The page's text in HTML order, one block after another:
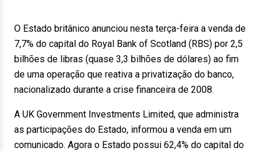
O Estado britânico anunciou nesta terça-feira a venda de
7,7% do capital do Royal Bank of Scotland (RBS) por 2,5
bilhões de libras (quase 3,3 bilhões de dólares) ao fim
de uma operação que reativa a privatização do banco,
nacionalizado durante a crise financeira de 2008.
A UK Government Investments Limited, que administra
as participações do Estado, informou a venda em um
comunicado. Agora o Estado possui 62,4% do capital do